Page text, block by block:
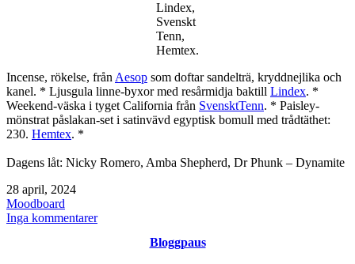
Lindex,
Svenskt
Tenn,
Hemtex.
Incense, rökelse, från Aesop som doftar sandelträ, kryddnejlika och
kanel. * Ljusgula linne-byxor med resårmidja baktill Lindex. *
Weekend-väska i tyget California från SvensktTenn. * Paisley-
mönstrat påslakan-set i satinvävd egyptisk bomull med trådtäthet:
230. Hemtex. *
Dagens låt: Nicky Romero, Amba Shepherd, Dr Phunk – Dynamite
Publicerat
den
28 april, 2024
Kategoriserat
som
Moodboard
Inga kommentarertill
Bloggpaus